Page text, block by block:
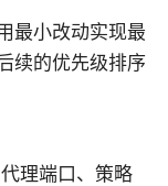
最小改动实现最
续的优先级排序
理端口、策略